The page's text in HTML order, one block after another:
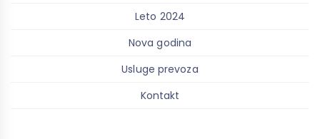
Leto 2024
Nova godina
Usluge prevoza
Kontakt